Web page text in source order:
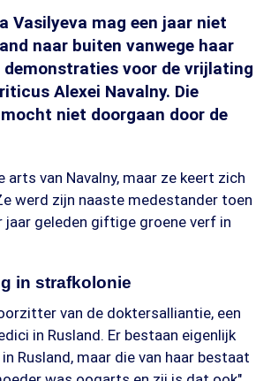
Vasilyeva mag een jaar niet
naar buiten vanwege haar
demonstraties voor de vrijlating
Alexei Navalny. Die
niet doorgaan door de
arts van Navalny, maar ze keert zich
werd zijn naaste medestander toen
jaar geleden giftige groene verf in
in strafkolonie
van de doktersalliantie, een
in Rusland. Er bestaan eigenlijk
Rusland, maar die van haar bestaat